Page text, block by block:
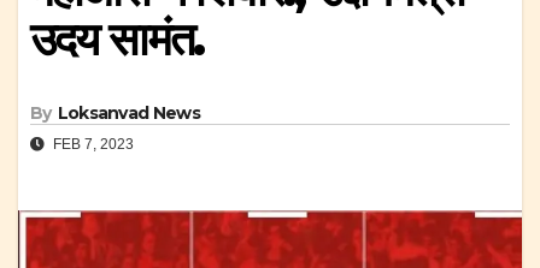
उदय सामंत.
By Loksanvad News
FEB 7, 2023